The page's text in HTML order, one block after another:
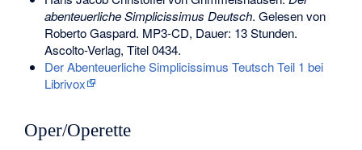
abenteuerliche Simplicissimus Deutsch. Gelesen von
Roberto Gaspard. MP3-CD, Dauer: 13 Stunden.
Ascolto-Verlag, Titel 0434.
Der Abenteuerliche Simplicissimus Teutsch Teil 1 bei
Librivox
Oper/Operette